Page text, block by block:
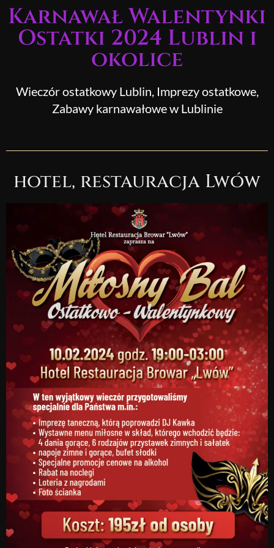
treści
Karnawał Walentynki
Ostatki 2024 Lublin i
okolice
Wieczór ostatkowy Lublin, Imprezy ostatkowe,
Zabawy karnawałowe w Lublinie
hotel, restauracja Lwów